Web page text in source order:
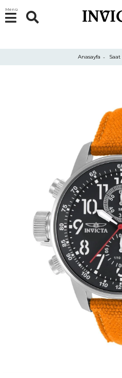
Menü
Anasayfa Saat